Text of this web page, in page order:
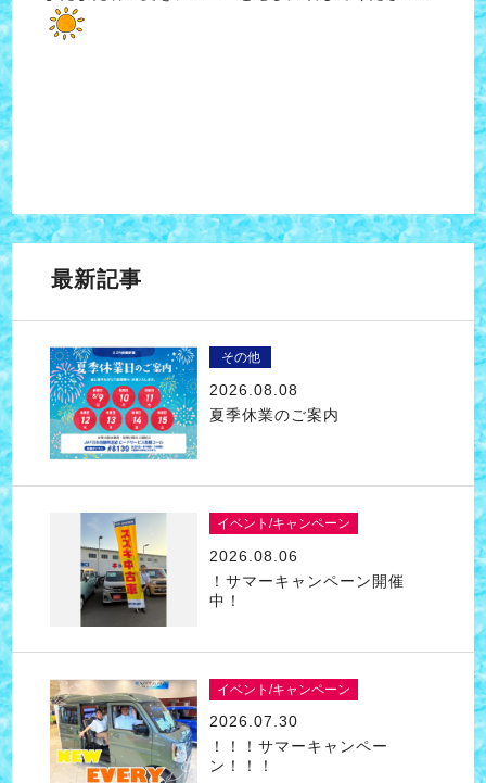
最新記事
その他
2026.08.08
夏季休業のご案内
イベント/キャンペーン
2026.08.06
！サマーキャンペーン開催
中！
イベント/キャンペーン
2026.07.30
！！！サマーキャンペー
ン！！！